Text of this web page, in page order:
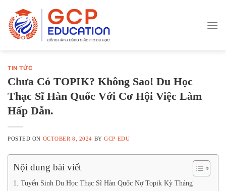
content
TIN TỨC
Chưa Có TOPIK? Không Sao! Du Học
Thạc Sĩ Hàn Quốc Với Cơ Hội Việc Làm
Hấp Dẫn.
POSTED ON OCTOBER 8, 2024 BYGCP EDU
Nội dung bài viết
1. Tuyển Sinh Du Học Thạc Sĩ Hàn Quốc Nợ Topik Kỳ Tháng